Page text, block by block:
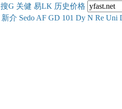
搜G 关健 易LK 历史价格
新介 Sedo AF GD 101 Dy N Re Uni